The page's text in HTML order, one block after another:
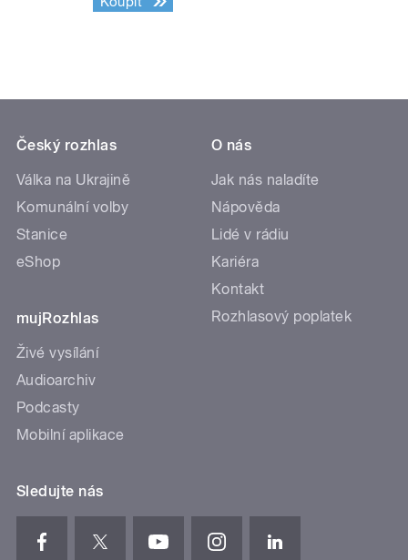
Český rozhlas
Válka na Ukrajině
Komunální volby
Stanice
eShop
mujRozhlas
Živé vysílání
Audioarchiv
Podcasty
Mobilní aplikace
O nás
Jak nás naladíte
Nápověda
Lidé v rádiu
Kariéra
Kontakt
Rozhlasový poplatek
Sledujte nás